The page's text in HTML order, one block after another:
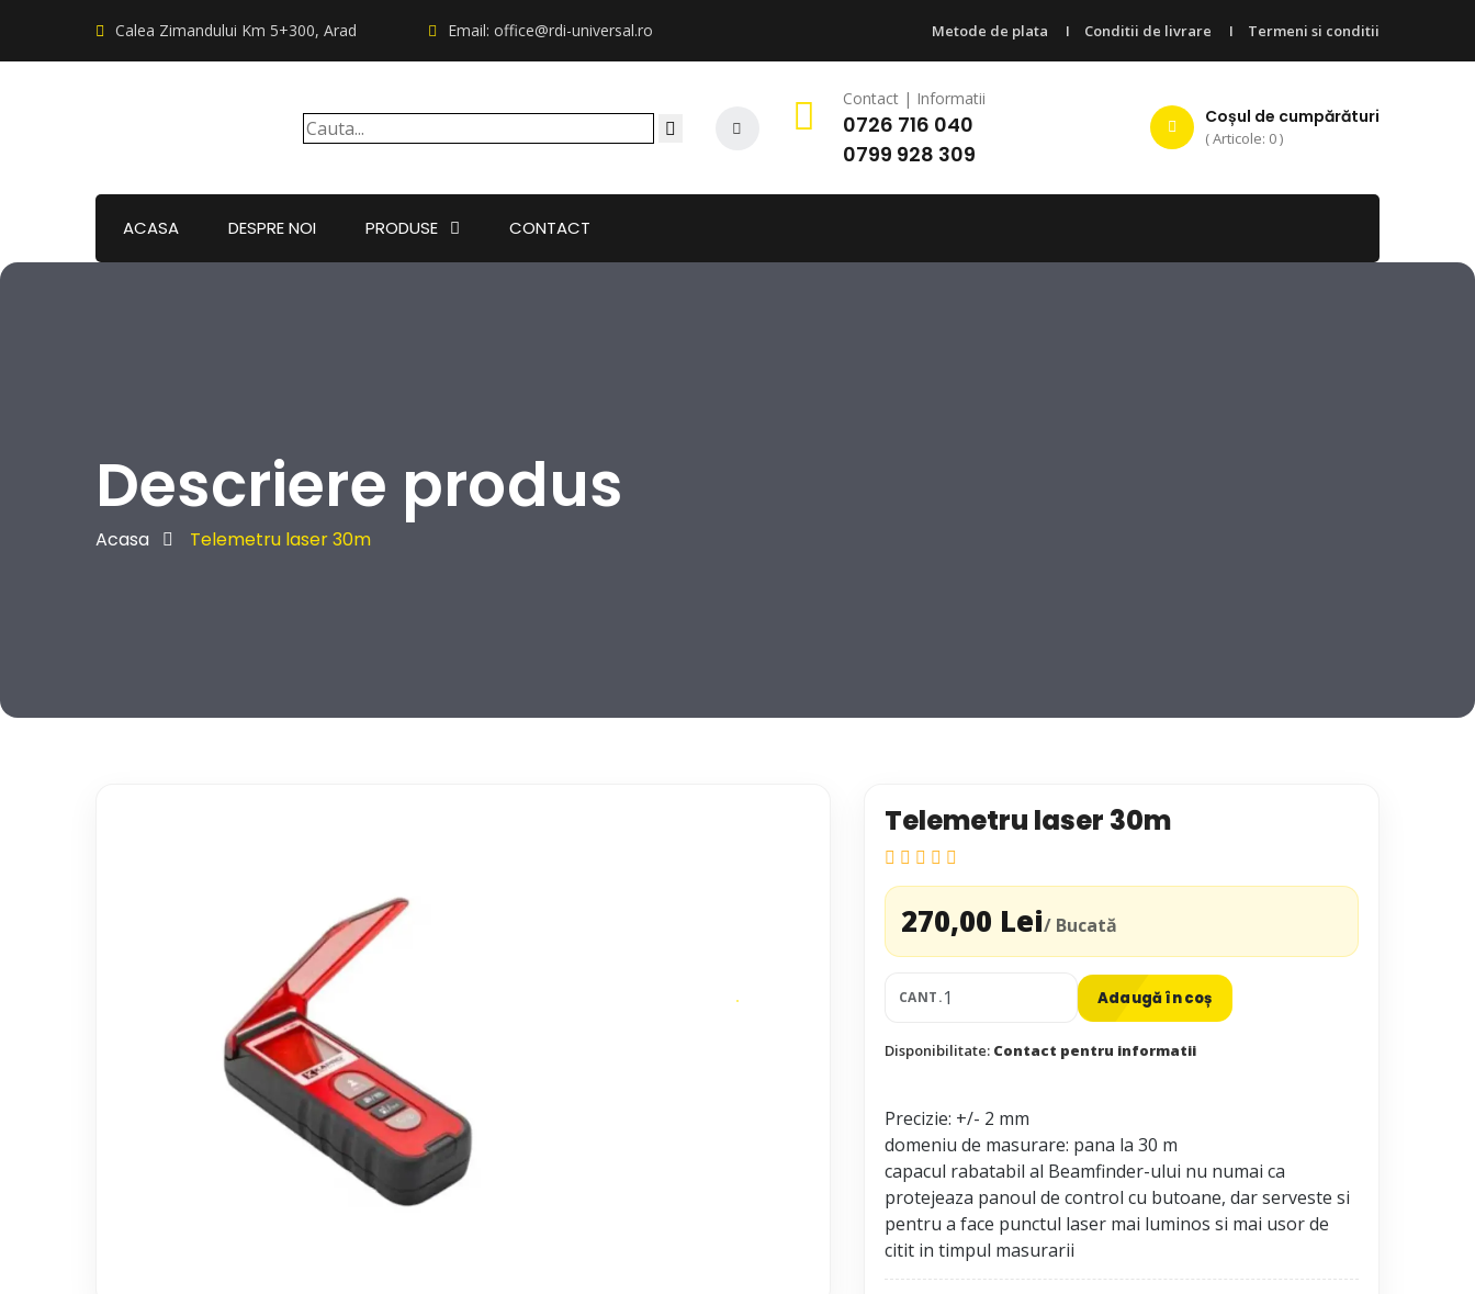
Calea Zimandului Km 5+300, Arad Email: office@rdi-universal.ro Metode de plata Conditii de livrare Termeni si conditii
Contact | Informatii
0726 716 040
0799 928 309
Coșul de cumpărături
( Articole: 0 )
ACASA DESPRE NOI PRODUSE CONTACT
Descriere produs
Acasa Telemetru laser 30m
Telemetru laser 30m
270,00 Lei/ Bucată
CANT. Adaugă în coș
Disponibilitate: Contact pentru informatii
Precizie: +/- 2 mm
domeniu de masurare: pana la 30 m
capacul rabatabil al Beamfinder-ului nu numai ca
protejeaza panoul de control cu butoane, dar serveste si
pentru a face punctul laser mai luminos si mai usor de